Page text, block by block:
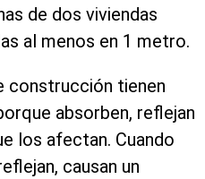
de dos viviendas
al menos en 1 metro.
construcción tienen
absorben, reflejan
los afectan. Cuando
causan un